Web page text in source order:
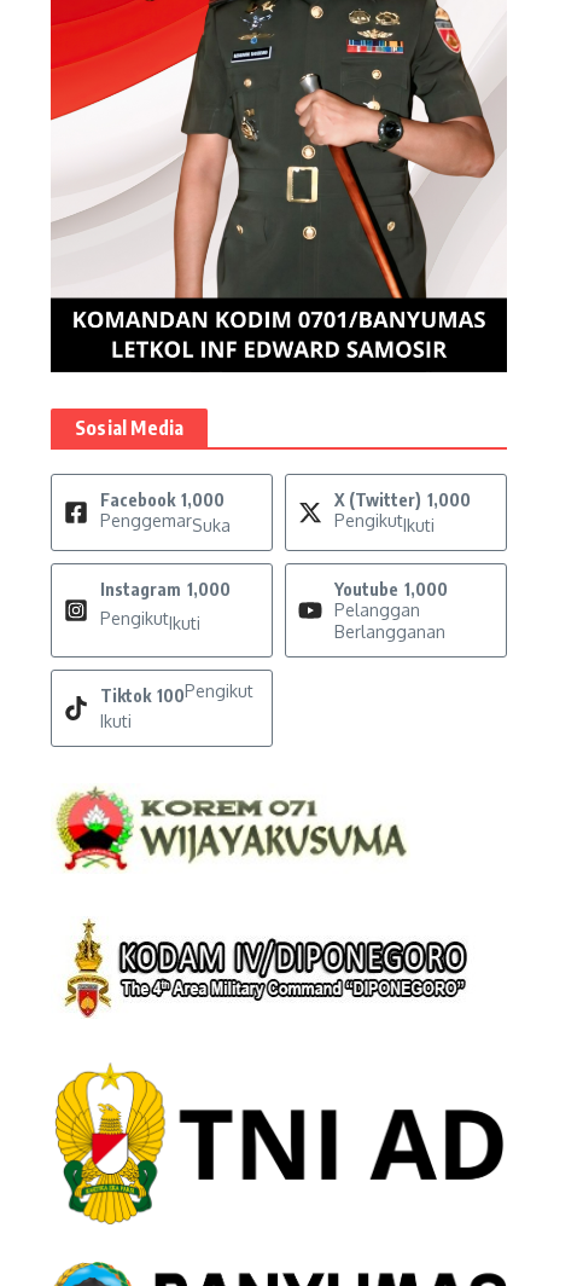
Sosial Media
Facebook 1,000
PenggemarSuka
X (Twitter) 1,000
PengikutIkuti
Instagram 1,000
PengikutIkuti
Youtube 1,000
Pelanggan
Berlangganan
Tiktok 100Pengikut
Ikuti